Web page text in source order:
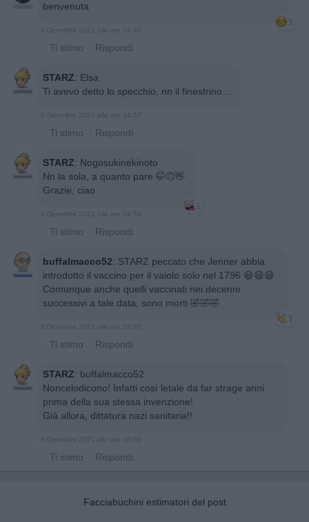
benvenuta
1
· Ti stimo · Rispondi
STARZ: Elsa
Ti avevo detto lo specchio, nn il finestrino...
8 Dicembre 2021 alle ore 14:57
· Ti stimo · Rispondi
STARZ: Nogosukinekinoto
Nn la sola, a quanto pare 🤭🙃👋
Grazie, ciao
1
· Ti stimo · Rispondi
buffalmacco52: STARZ peccato che Jenner abbia
introdotto il vaccino per il vaiolo solo nel 1796 😆😆😆
Comunque anche quelli vaccinati nei decenni
successivi a tale data, sono morti 🤣🤣🤣
1
· Ti stimo · Rispondi
STARZ: buffalmacco52
Noncelodicono! Infatti così letale da far strage anni
prima della sua stessa invenzione!
Già allora, dittatura nazi sanitaria!!
· Ti stimo · Rispondi
Facciabuchini estimatori del post